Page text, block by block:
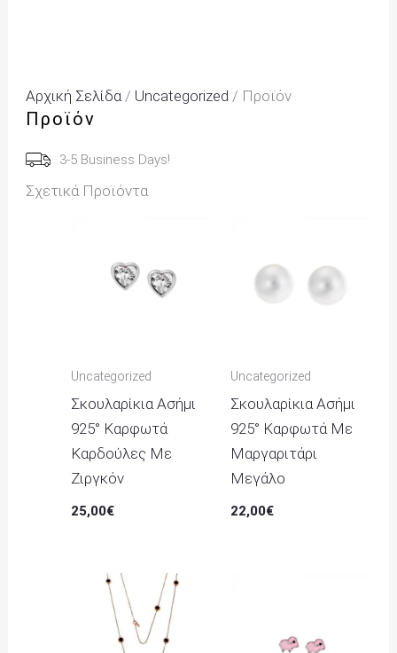
Αρχική Σελίδα / Uncategorized / Προϊόν
Προϊόν
3-5 Business Days!
Σχετικά Προϊόντα
Uncategorized
Σκουλαρίκια Ασήμι
925° Καρφωτά
Καρδούλες Με
Ζιργκόν
25,00€
Uncategorized
Σκουλαρίκια Ασήμι
925° Καρφωτά Με
Μαργαριτάρι
Μεγάλο
22,00€